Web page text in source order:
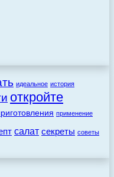
идеальное история
откройте
применение
салат секреты советы